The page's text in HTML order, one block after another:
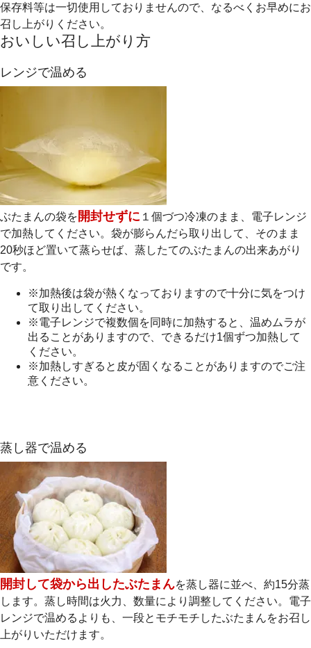
保存料等は一切使用しておりませんので、なるべくお早めにお
召し上がりください。
おいしい召し上がり方
レンジで温める
ぶたまんの袋を 開封せずに １個づつ冷凍のまま、電子レンジ
で加熱してください。袋が膨らんだら取り出して、そのまま
20秒ほど置いて蒸らせば、蒸したてのぶたまんの出来あがり
です。
※加熱後は袋が熱くなっておりますので十分に気をつけ
て取り出してください。
※電子レンジで複数個を同時に加熱すると、温めムラが
出ることがありますので、できるだけ1個ずつ加熱して
ください。
※加熱しすぎると皮が固くなることがありますのでご注
意ください。
蒸し器で温める
開封して袋から出したぶたまんを蒸し器に並べ、約15分蒸
します。蒸し時間は火力、数量により調整してください。電子
レンジで温めるよりも、一段とモチモチしたぶたまんをお召し
上がりいただけます。